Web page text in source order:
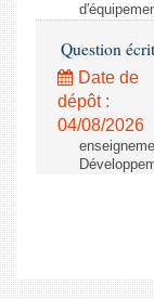
Question
Date de
dépôt :
04/08/2026